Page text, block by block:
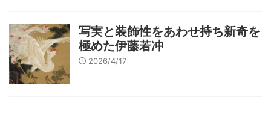
写実と装飾性をあわせ持ち新奇を
極めた伊藤若冲
2026/4/17